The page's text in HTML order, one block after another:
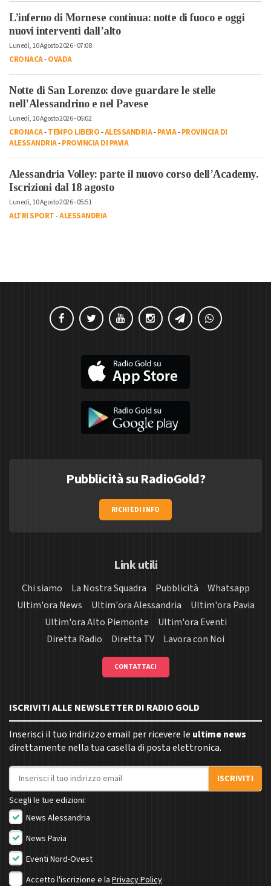
L’inferno di Mornese continua: notte di fuoco e oggi
nuovi interventi dall’alto
Lunedì, 10 Agosto 2026 - 07:08
CRONACA-OVADA
Notte di San Lorenzo: dove guardare le stelle
nell’Alessandrino e nel Pavese
Lunedì, 10 Agosto 2026 - 06:02
CRONACA-TEMPO LIBERO-ALESSANDRIA-PAVIA-PROVINCIA DI
ALESSANDRIA-PROVINCIA DI PAVIA
Alessandria Volley: parte il nuovo corso dell’Academy.
Iscrizioni dal 18 agosto
Lunedì, 10 Agosto 2026 - 05:51
ALTRI SPORT-ALESSANDRIA
Pubblicità su RadioGold?
RICHIEDI INFO
Link utili
Chi siamo La Nostra Squadra Pubblicità
Whatsapp
Ultim'ora News
Ultim'ora Alessandria
Ultim'ora Pavia
Ultim'ora Alto Piemonte
Ultim'ora Eventi
Diretta Radio
Diretta TV Lavora con Noi
CONTATTACI
ISCRIVITI ALLE NEWSLETTER DI RADIO GOLD
Inserisci il tuo indirizzo email per ricevere le ultime news
direttamente nella tua casella di posta elettronica.
Indirizzo email
ISCRIVITI
Scegli le tue edizioni:
News Alessandria
News Pavia
Eventi Nord-Ovest
Accetto l'iscrizione e la Privacy Policy